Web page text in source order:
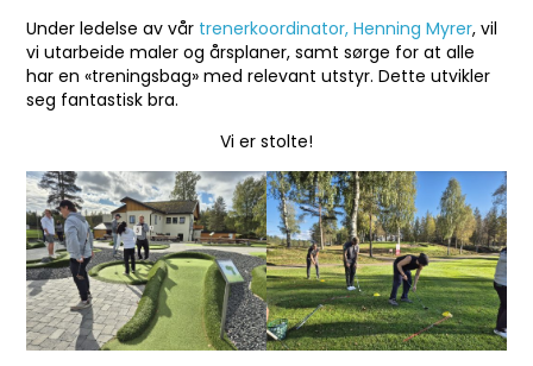
Under ledelse av vår trenerkoordinator, Henning Myrer, vil
vi utarbeide maler og årsplaner, samt sørge for at alle
har en «treningsbag» med relevant utstyr. Dette utvikler
seg fantastisk bra.
Vi er stolte!